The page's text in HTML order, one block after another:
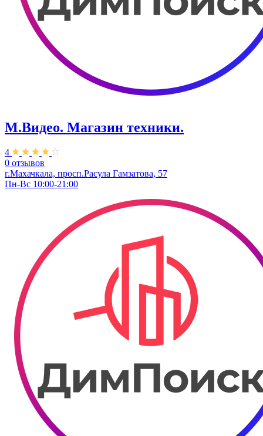
М.Видео. Магазин техники.
4
0 отзывов
г.Махачкала, просп.Расула Гамзатова, 57
Пн-Вс 10:00-21:00